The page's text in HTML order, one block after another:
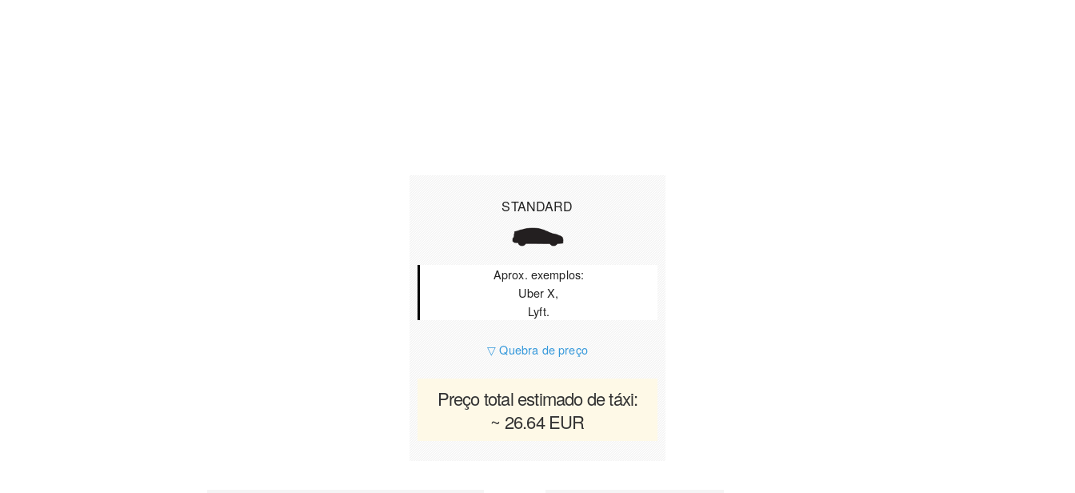
STANDARD
Aprox. exemplos:
Uber X,
Lyft.
▽ Quebra de preço
Preço total estimado de táxi:
~ 26.64 EUR